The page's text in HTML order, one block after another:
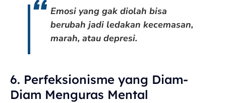
Emosi yang gak diolah bisa
berubah jadi ledakan kecemasan,
marah, atau depresi.
6. Perfeksionisme yang Diam-
Diam Menguras Mental